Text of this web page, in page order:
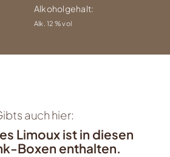
Alkoholgehalt:
Alk. 12 % vol
auch hier:
Limoux ist in diesen
Boxen enthalten.